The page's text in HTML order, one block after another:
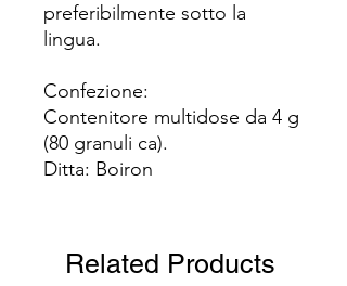
preferibilmente sotto la
lingua.
Confezione:
Contenitore multidose da 4 g
(80 granuli ca).
Ditta: Boiron
Related Products